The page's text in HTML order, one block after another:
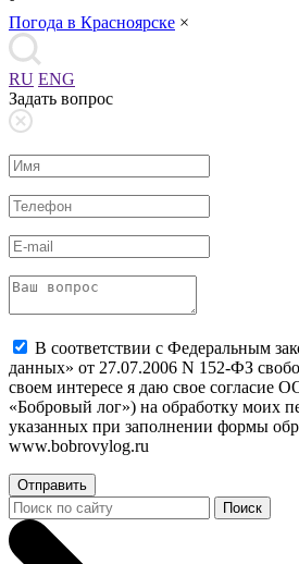
Погода в Красноярске ×
RU ENG
Задать вопрос
В соответствии с Федеральным
данных» от 27.07.2006 N 152-ФЗ
своем интересе я даю свое согласие
«Бобровый лог») на обработку моих
указанных при заполнении формы
www.bobrovylog.ru
Отправить